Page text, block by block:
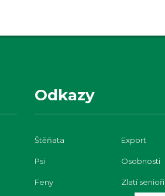
Odkazy
Štěňata Export
Psi Osobnosti
Feny Zlatí senioři